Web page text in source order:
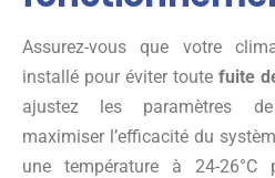
Assurez-vous que votre
installé pour éviter toute fuite
ajustez les paramètres
maximiser l’efficacité du
une température à 24-26°C